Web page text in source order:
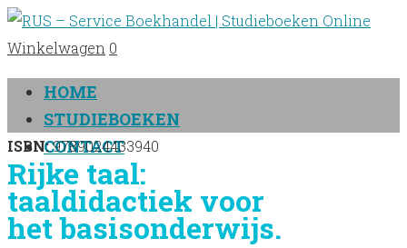
Winkelwagen 0
HOME
STUDIEBOEKEN
CONTACT
ISBN:9789024433940
Rijke taal:
taaldidactiek voor
het basisonderwijs.